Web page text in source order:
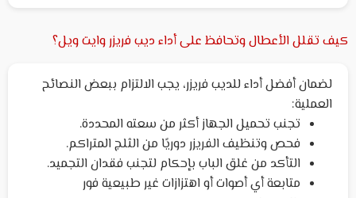
كيف تقلل الأعطال وتحافظ على أداء ديب فريزر وايت ويل؟
لضمان أفضل أداء للديب فريزر، يجب الالتزام ببعض النصائح
العملية:
تجنب تحميل الجهاز أكثر من سعته المحددة.
فحص وتنظيف الفريزر دوريًا من الثلج المتراكم.
التأكد من غلق الباب بإحكام لتجنب فقدان التجميد.
متابعة أي أصوات أو اهتزازات غير طبيعية فور